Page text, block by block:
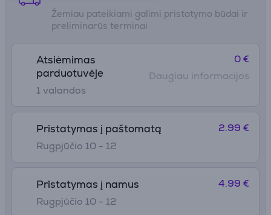
Žemiau pateikiami galimi pristatymo būdai ir
preliminarūs terminai
Atsiėmimas
parduotuvėje
1 valandos
0 €
Daugiau informacijos
Pristatymas į paštomatą
Rugpjūčio 10 - 12
2.99 €
Pristatymas į namus
Rugpjūčio 10 - 12
4.99 €